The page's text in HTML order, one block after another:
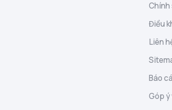
Điều
Liên
Báo
Góp